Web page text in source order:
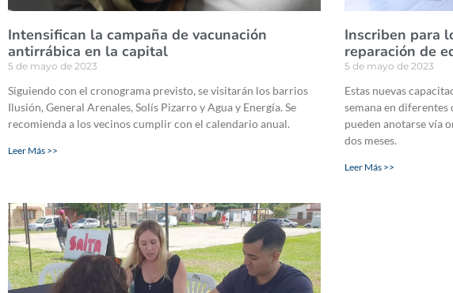
Intensifican la campaña de vacunación
antirrábica en la capital
5 de mayo de 2023
Siguiendo con el cronograma previsto, se visitarán los barrios
Ilusión, General Arenales, Solís Pizarro y Agua y Energía. Se
recomienda a los vecinos cumplir con el calendario anual.
Leer Más >>
Inscriben para
reparación de
5 de mayo de 2023
Estas nuevas
semana en
pueden anotarse vía
dos meses.
Leer Más >>